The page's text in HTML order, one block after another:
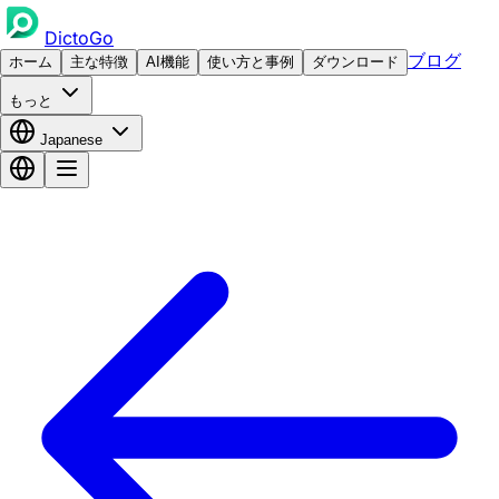
DictoGo
ホーム 主な特徴 AI機能 使い方と事例 ダウンロード ブログ
もっと
Japanese